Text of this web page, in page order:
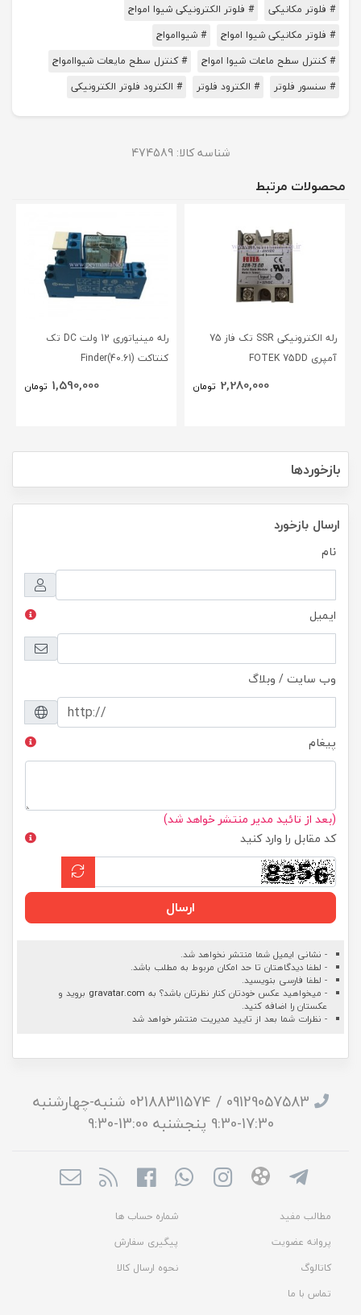
# فلوتر مکانیکی
# فلوتر الکترونیکی شیوا امواج
# فلوتر مکانیکی شیوا امواج
# شیواامواج
# کنترل سطح ماعات شیوا امواج
# کنترل سطح مایعات شیواامواج
# سنسور فلوتر
# الکترود فلوتر # الکترود فلوتر الکترونیکی
شناسه کالا: 474589
محصولات مرتبط
رله الکترونیکی SSR تک فاز 75
آمپری FOTEK 75DD
2,280,000 تومان
رله مینیاتوری 12 ولت DC تک
کنتاکت (40.61)Finder
1,590,000 تومان
بازخوردها
ارسال بازخورد
نام
ایمیل
وب سایت / وبلاگ
پیغام
(بعد از تائید مدیر منتشر خواهد شد)
کد مقابل را وارد کنید
ارسال
- نشانی ایمیل شما منتشر نخواهد شد.
- لطفا دیدگاهتان تا حد امکان مربوط به مطلب باشد.
- لطفا فارسی بنویسید.
- میخواهید عکس خودتان کنار نظرتان باشد؟ به gravatar.com بروید و
عکستان را اضافه کنید.
- نظرات شما بعد از تایید مدیریت منتشر خواهد شد
09129057583 / 02188311574 شنبه-چهارشنبه
17:30-9:30 پنجشنبه 13:00-9:30
مطالب مفید
شماره حساب ها
پروانه عضویت
پیگیری سفارش
کاتالوگ
نحوه ارسال کالا
تماس با ما